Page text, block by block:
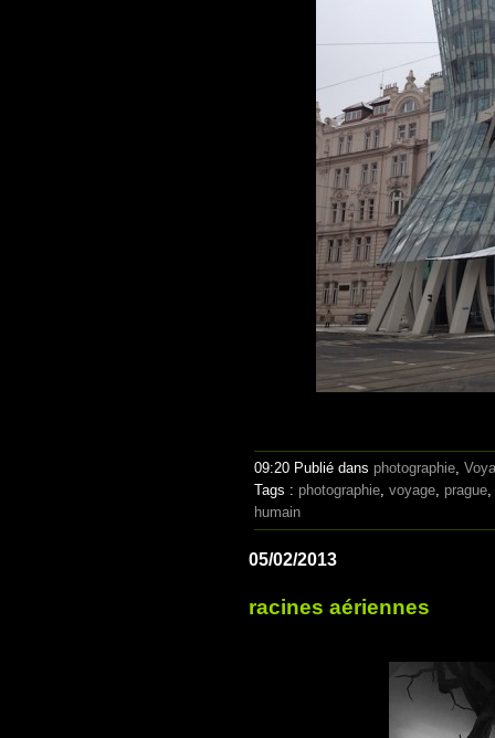
09:20 Publié dans photographie,
Tags : photographie, voyage, prague,
humain
05/02/2013
racines aériennes